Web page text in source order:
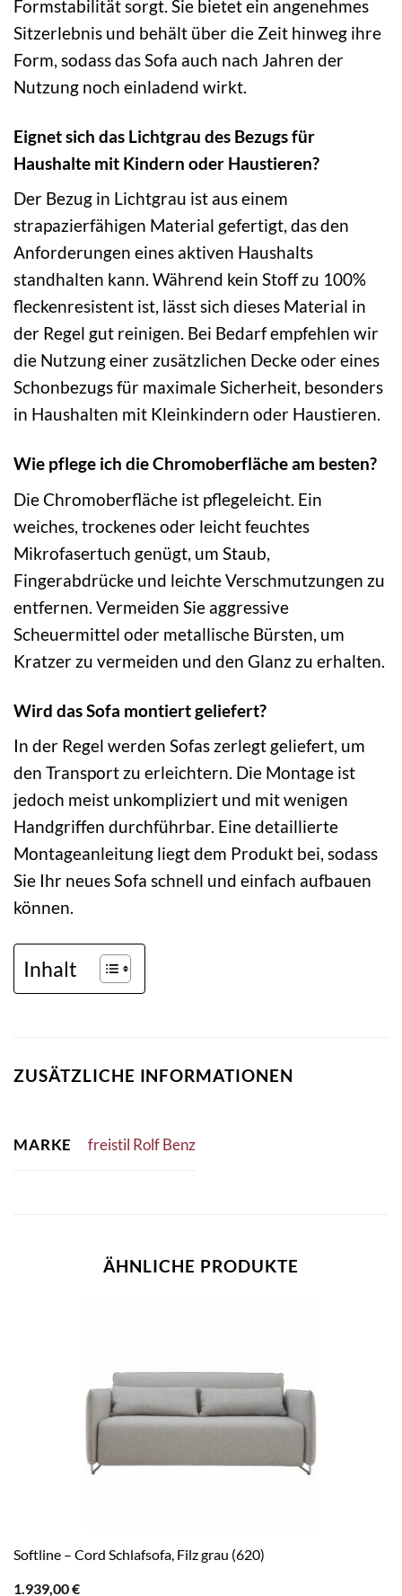
Formstabilität sorgt. Sie bietet ein angenehmes
Sitzerlebnis und behält über die Zeit hinweg ihre
Form, sodass das Sofa auch nach Jahren der
Nutzung noch einladend wirkt.
Eignet sich das Lichtgrau des Bezugs für
Haushalte mit Kindern oder Haustieren?
Der Bezug in Lichtgrau ist aus einem
strapazierfähigen Material gefertigt, das den
Anforderungen eines aktiven Haushalts
standhalten kann. Während kein Stoff zu 100%
fleckenresistent ist, lässt sich dieses Material in
der Regel gut reinigen. Bei Bedarf empfehlen wir
die Nutzung einer zusätzlichen Decke oder eines
Schonbezugs für maximale Sicherheit, besonders
in Haushalten mit Kleinkindern oder Haustieren.
Wie pflege ich die Chromoberfläche am besten?
Die Chromoberfläche ist pflegeleicht. Ein
weiches, trockenes oder leicht feuchtes
Mikrofasertuch genügt, um Staub,
Fingerabdrücke und leichte Verschmutzungen zu
entfernen. Vermeiden Sie aggressive
Scheuermittel oder metallische Bürsten, um
Kratzer zu vermeiden und den Glanz zu erhalten.
Wird das Sofa montiert geliefert?
In der Regel werden Sofas zerlegt geliefert, um
den Transport zu erleichtern. Die Montage ist
jedoch meist unkompliziert und mit wenigen
Handgriffen durchführbar. Eine detaillierte
Montageanleitung liegt dem Produkt bei, sodass
Sie Ihr neues Sofa schnell und einfach aufbauen
können.
Inhalt
ZUSÄTZLICHE INFORMATIONEN
MARKE freistil Rolf Benz
ÄHNLICHE PRODUKTE
Softline – Cord Schlafsofa, Filz grau (620)
1.939,00€